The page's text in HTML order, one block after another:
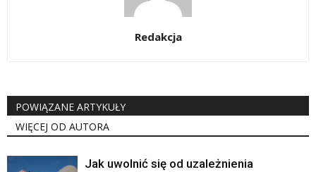
Redakcja
POWIĄZANE ARTYKUŁY
WIĘCEJ OD AUTORA
Jak uwolnić się od uzależnienia